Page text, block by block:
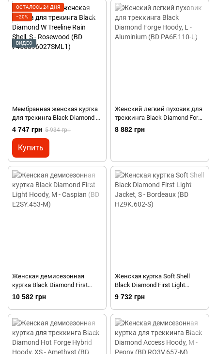
ОСТАЛОСЬ 24 ДНЯ
−20%
ВИДЕО
Мембранная женская куртка
для трекинга Black Diamond W
Treeline Rain Shell, S -
Rosewood (BD
7450096027SML1)
4 747 грн 5 934 грн
Купить
Женский легкий пуховик для
треккинга Black Diamond Forge
Hoody, L - Aluminium (BD
PA6F.110-L)
8 882 грн
Женская демисезонная
куртка Black Diamond First
Light Hoody, M - Caspian (BD
E2SY.453-M)
10 582 грн
Женская куртка Soft Shell
Black Diamond First Light
Jacket, S - Bordeaux (BD
HZ9K.602-S)
9 732 грн